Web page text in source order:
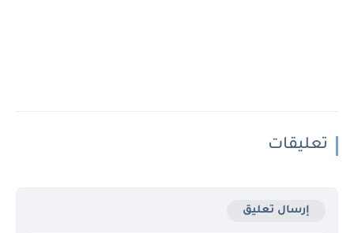
تعليقات
إرسال تعليق